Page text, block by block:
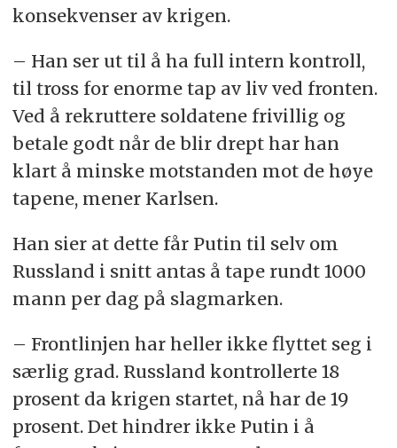
konsekvenser av krigen.
– Han ser ut til å ha full intern kontroll,
til tross for enorme tap av liv ved fronten.
Ved å rekruttere soldatene frivillig og
betale godt når de blir drept har han
klart å minske motstanden mot de høye
tapene, mener Karlsen.
Han sier at dette får Putin til selv om
Russland i snitt antas å tape rundt 1000
mann per dag på slagmarken.
– Frontlinjen har heller ikke flyttet seg i
særlig grad. Russland kontrollerte 18
prosent da krigen startet, nå har de 19
prosent. Det hindrer ikke Putin i å